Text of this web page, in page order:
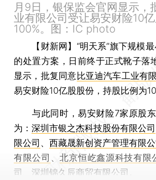
月9日，银保监会官网显示，
业有限公司受让易安财险10
100%。图：IC photo
【财新网】 “明天系”旗下规模
的处置方案，日前终于正式靴子落
显示，批复同意比亚迪汽车工业有
易安财险10亿股股份，持股比例为
与此同时，易安财险7家原股东
为： 深圳市银之杰科技股份有限公司
限公司 、 西藏晟新创资产管理有限公
有限公司 、北京恒屹鑫源科技有限
司
深圳锦久辰商贸有限公司